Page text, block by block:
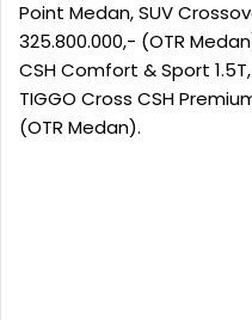
Point Medan, SUV
325.800.000,- (OTR
CSH Comfort & Sport
TIGGO Cross CSH
(OTR Medan).